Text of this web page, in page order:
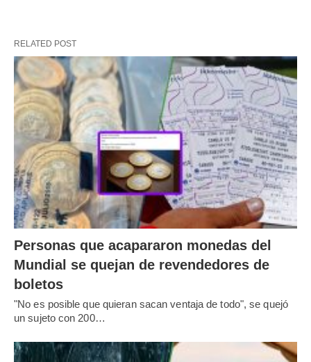
RELATED POST
Personas que acapararon monedas del
Mundial se quejan de revendedores de
boletos
"No es posible que quieran sacan ventaja de todo", se quejó
un sujeto con 200…